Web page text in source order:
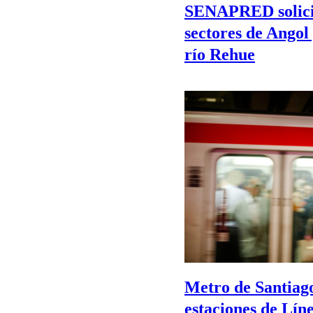
SENAPRED
sectores de
río Rehue
Metro de
estaciones de